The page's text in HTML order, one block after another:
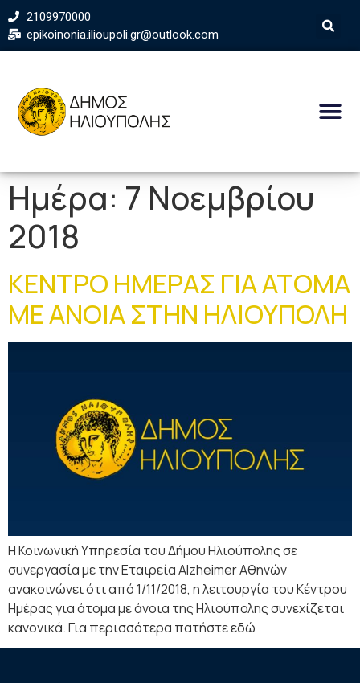
2109970000
epikoinonia.ilioupoli.gr@outlook.com
Ημέρα: 7 Νοεμβρίου
2018
ΚΕΝΤΡΟ ΗΜΕΡΑΣ ΓΙΑ ΑΤΟΜΑ
ΜΕ ΑΝΟΙΑ ΣΤΗΝ ΗΛΙΟΥΠΟΛΗ
Η Κοινωνική Υπηρεσία του Δήμου Ηλιούπολης σε
συνεργασία με την Εταιρεία Alzheimer Αθηνών
ανακοινώνει ότι από 1/11/2018, η λειτουργία του Κέντρου
Ημέρας για άτομα με άνοια της Ηλιούπολης συνεχίζεται
κανονικά. Για περισσότερα πατήστε εδώ